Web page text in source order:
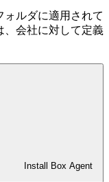
ルダに適用されて
、会社に対して定義
Install Box Agent